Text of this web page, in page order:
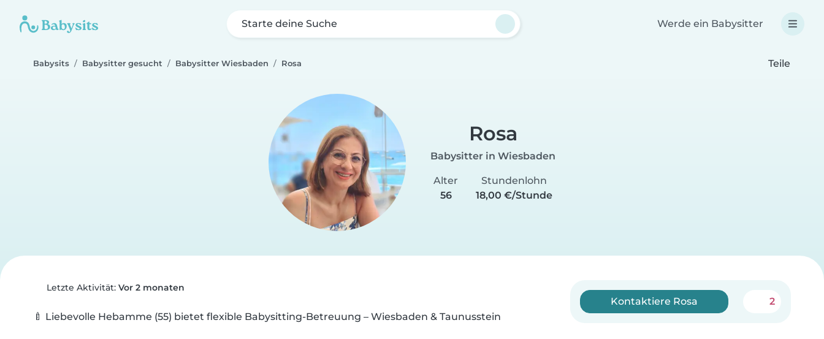
Starte deine Suche Werde ein Babysitter
Babysits Babysitter gesucht Babysitter Wiesbaden Rosa Teile
Rosa
Babysitter in Wiesbaden
Alter
56
Stundenlohn
18,00 €/Stunde
Letzte Aktivität: Vor 2 monaten
🍼 Liebevolle Hebamme (55) bietet flexible Babysitting-Betreuung – Wiesbaden & Taunusstein
Kontaktiere Rosa 2